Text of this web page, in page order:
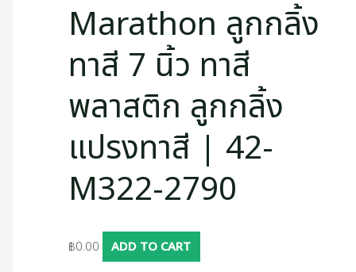
Marathon ลูกกลิ้ง
ทาสี 7 นิ้ว ทาสี
พลาสติก ลูกกลิ้ง
แปรงทาสี | 42-
M322-2790
฿0.00 ADD TO CART